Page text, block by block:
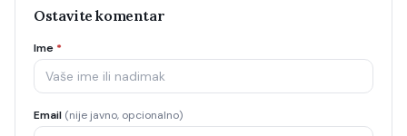
Ostavite komentar
Ime *
Email (nije javno, opcionalno)